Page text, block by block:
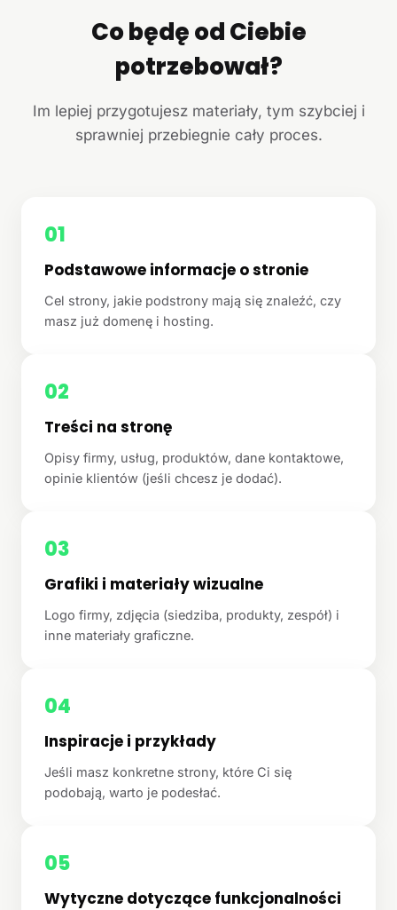
Co będę od Ciebie
potrzebował?
Im lepiej przygotujesz materiały, tym szybciej i
sprawniej przebiegnie cały proces.
01
Podstawowe informacje o stronie
Cel strony, jakie podstrony mają się znaleźć, czy
masz już domenę i hosting.
02
Treści na stronę
Opisy firmy, usług, produktów, dane kontaktowe,
opinie klientów (jeśli chcesz je dodać).
03
Grafiki i materiały wizualne
Logo firmy, zdjęcia (siedziba, produkty, zespół) i
inne materiały graficzne.
04
Inspiracje i przykłady
Jeśli masz konkretne strony, które Ci się
podobają, warto je podesłać.
05
Wytyczne dotyczące funkcjonalności